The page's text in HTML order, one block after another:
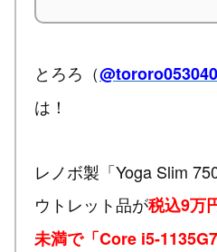
とろろ（
は！
レノボ製「Yoga Slim
ウトレット品が税込9万
未満で「Core i5-